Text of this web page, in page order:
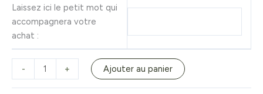
Laissez ici le petit mot qui
accompagnera votre
achat :
- + Ajouter au panier